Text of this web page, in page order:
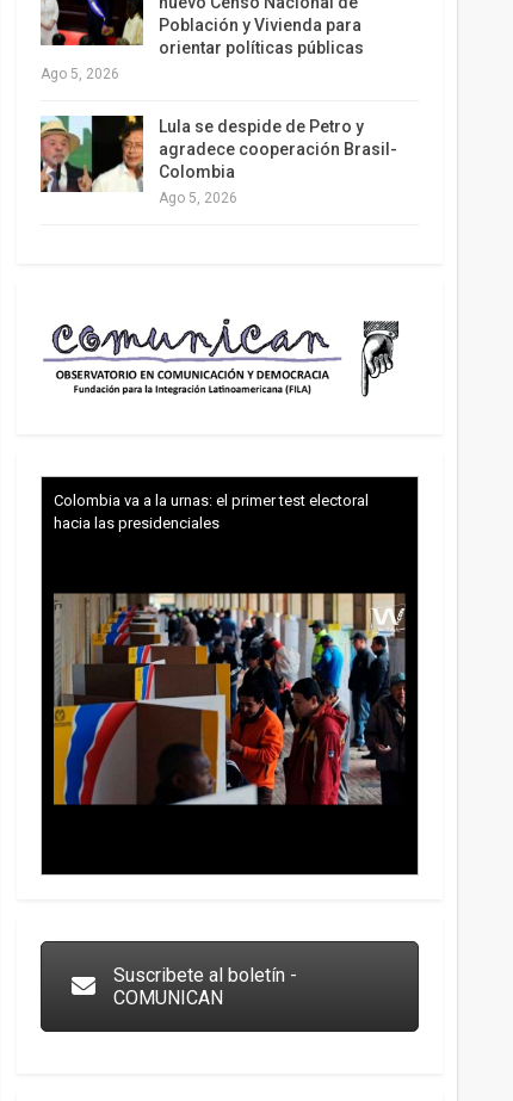
Población y Vivienda para
orientar políticas públicas
Ago 5, 2026
Lula se despide de Petro y
agradece cooperación Brasil-
Colombia
Ago 5, 2026
Colombia va a la urnas: el primer test electoral
hacia las presidenciales
Suscribete al boletín -
COMUNICAN